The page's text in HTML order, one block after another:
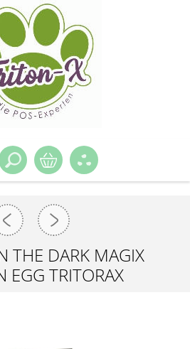
THE DARK MAGIX
EGG TRITORAX